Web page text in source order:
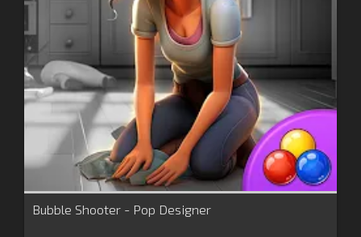
Bubble Shooter - Pop Designer